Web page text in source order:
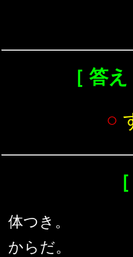
［ 答
○
体つき。
からだ。